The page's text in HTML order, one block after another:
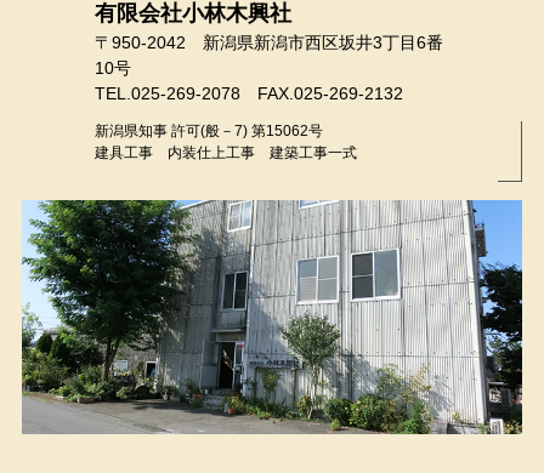
有限会社小林木興社
〒950-2042 新潟県新潟市西区坂井3丁目6番
10号
TEL.025-269-2078 FAX.025-269-2132
新潟県知事 許可(般－7) 第15062号
建具工事 内装仕上工事 建築工事一式